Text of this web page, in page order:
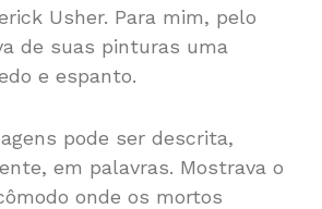
Usher. Para mim, pelo
de suas pinturas uma
e espanto.
pode ser descrita,
em palavras. Mostrava o
onde os mortos